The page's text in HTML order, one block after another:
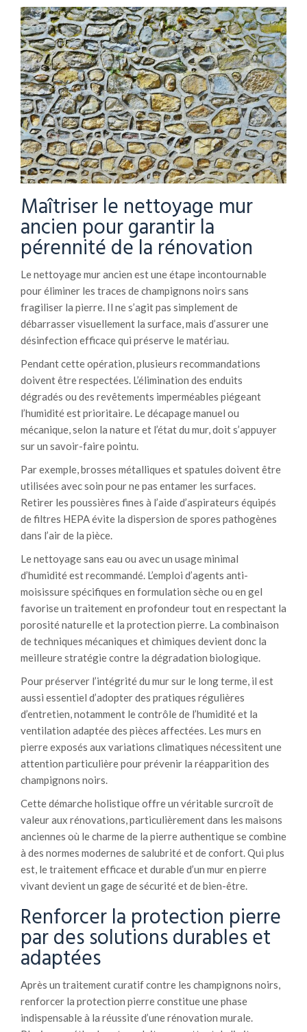
Maîtriser le nettoyage mur
ancien pour garantir la
pérennité de la rénovation
Le nettoyage mur ancien est une étape incontournable
pour éliminer les traces de champignons noirs sans
fragiliser la pierre. Il ne s’agit pas simplement de
débarrasser visuellement la surface, mais d’assurer une
désinfection efficace qui préserve le matériau.
Pendant cette opération, plusieurs recommandations
doivent être respectées. L’élimination des enduits
dégradés ou des revêtements imperméables piégeant
l’humidité est prioritaire. Le décapage manuel ou
mécanique, selon la nature et l’état du mur, doit s’appuyer
sur un savoir-faire pointu.
Par exemple, brosses métalliques et spatules doivent être
utilisées avec soin pour ne pas entamer les surfaces.
Retirer les poussières fines à l’aide d’aspirateurs équipés
de filtres HEPA évite la dispersion de spores pathogènes
dans l’air de la pièce.
Le nettoyage sans eau ou avec un usage minimal
d’humidité est recommandé. L’emploi d’agents anti-
moisissure spécifiques en formulation sèche ou en gel
favorise un traitement en profondeur tout en respectant la
porosité naturelle et la protection pierre. La combinaison
de techniques mécaniques et chimiques devient donc la
meilleure stratégie contre la dégradation biologique.
Pour préserver l’intégrité du mur sur le long terme, il est
aussi essentiel d’adopter des pratiques régulières
d’entretien, notamment le contrôle de l’humidité et la
ventilation adaptée des pièces affectées. Les murs en
pierre exposés aux variations climatiques nécessitent une
attention particulière pour prévenir la réapparition des
champignons noirs.
Cette démarche holistique offre un véritable surcroît de
valeur aux rénovations, particulièrement dans les maisons
anciennes où le charme de la pierre authentique se combine
à des normes modernes de salubrité et de confort. Qui plus
est, le traitement efficace et durable d’un mur en pierre
vivant devient un gage de sécurité et de bien-être.
Renforcer la protection pierre
par des solutions durables et
adaptées
Après un traitement curatif contre les champignons noirs,
renforcer la protection pierre constitue une phase
indispensable à la réussite d’une rénovation murale.